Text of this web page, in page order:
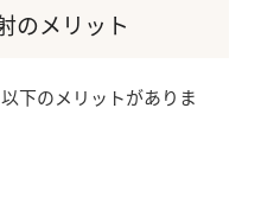
のメリット
下のメリットがありま